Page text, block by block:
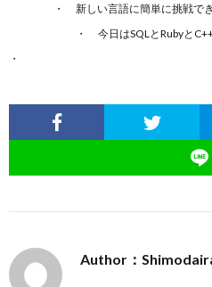
新しい言語に簡単に挑戦でき
今日はSQLとRubyと
Author：